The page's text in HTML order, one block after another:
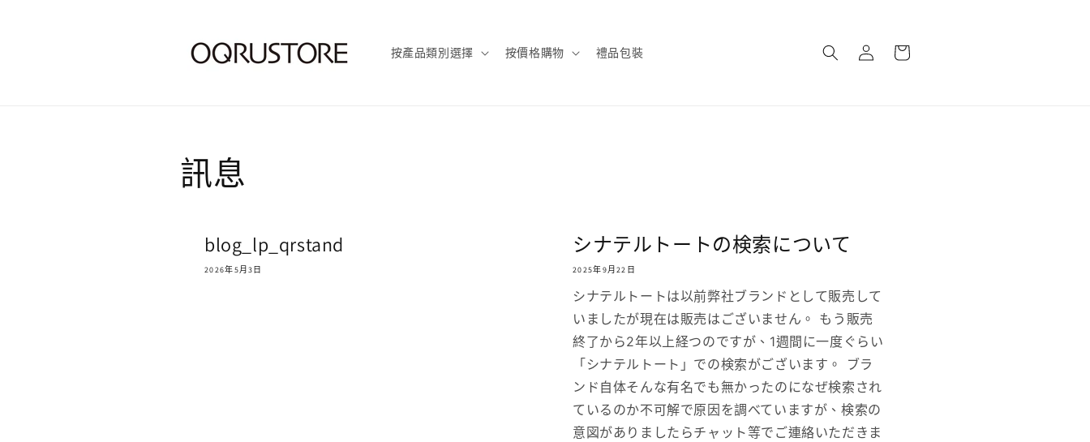
按產品類別選擇 按價格購物 禮品包裝
登
入
物
訊息
blog_lp_qrstand
2026年5月3日
シナテルトートの検索について
2025年9月22日
シナテルトートは以前弊社ブランドとして販売して
いましたが現在は販売はございません。 もう販売
終了から2年以上経つのですが、1週間に一度ぐらい
「シナテルトート」での検索がございます。 ブラ
ンド自体そんな有名でも無かったのになぜ検索され
ているのか不可解で原因を調べていますが、検索の
意図がありましたらチャット等でご連絡いただきま